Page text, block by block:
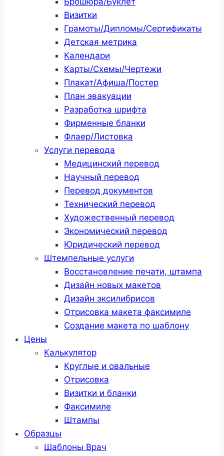
Визитки
Грамоты/Дипломы/Сертификаты
Детская метрика
Календари
Карты/Схемы/Чертежи
Плакат/Афиша/Постер
План эвакуации
Разработка шрифта
Фирменные бланки
Флаер/Листовка
Услуги перевода
Медицинский перевод
Научный перевод
Перевод документов
Технический перевод
Художественный перевод
Экономический перевод
Юридический перевод
Штемпельные услуги
Восстановление печати, штампа
Дизайн новых макетов
Дизайн эксилибрисов
Отрисовка макета факсимиле
Создание макета по шаблону
Цены
Калькулятор
Круглые и овальные
Отрисовка
Визитки и бланки
Факсимиле
Штампы
Образцы
Шаблоны Врач